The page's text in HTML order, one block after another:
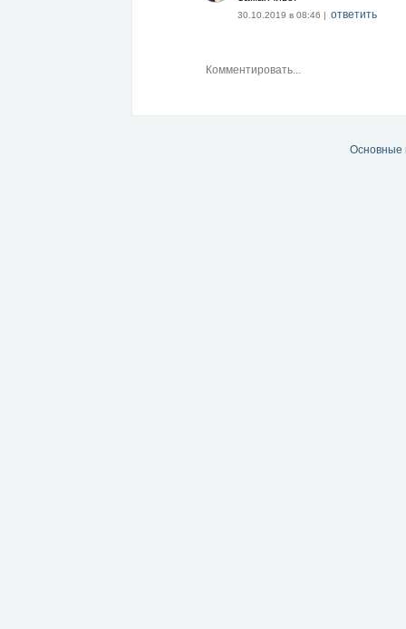
30.10.2019 в 08:46 | ответить
Основные